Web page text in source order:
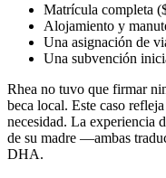
Matrícula completa
Alojamiento y
Una asignación de
Una subvención
Rhea no tuvo que firmar
beca local. Este caso
necesidad. La experiencia
de su madre —ambas
DHA.